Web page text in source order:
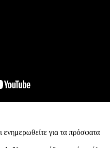
ενημερωθείτε για τα πρόσφατα